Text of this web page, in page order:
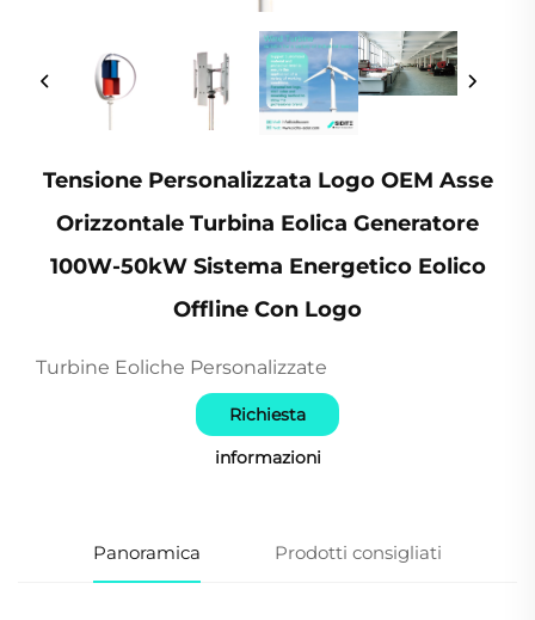
Tensione Personalizzata Logo OEM Asse
Orizzontale Turbina Eolica Generatore
100W-50kW Sistema Energetico Eolico
Offline Con Logo
Turbine Eoliche Personalizzate
Richiesta
informazioni
Panoramica Prodotti consigliati